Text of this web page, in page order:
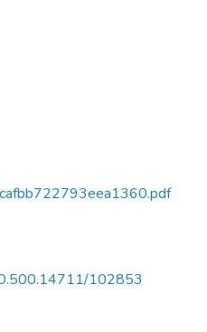
102853